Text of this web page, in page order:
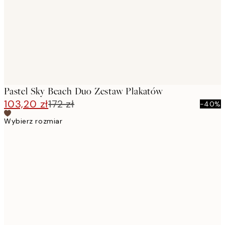
Pastel Sky Beach Duo Zestaw Plakatów
103,20 zł172 zł
-40%
Wybierz rozmiar